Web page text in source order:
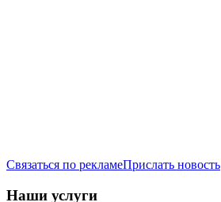
Связаться по рекламеПрислать новость
Наши услуги